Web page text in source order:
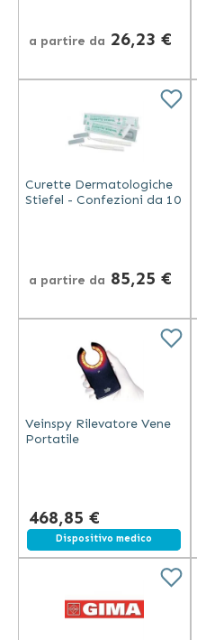
a partire da 26,23 €
Curette Dermatologiche
Stiefel - Confezioni da 10
a partire da 85,25 €
Veinspy Rilevatore Vene
Portatile
468,85 €
Spedizione gratuita
Dispositivo medico